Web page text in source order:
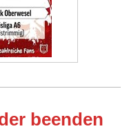
beenden